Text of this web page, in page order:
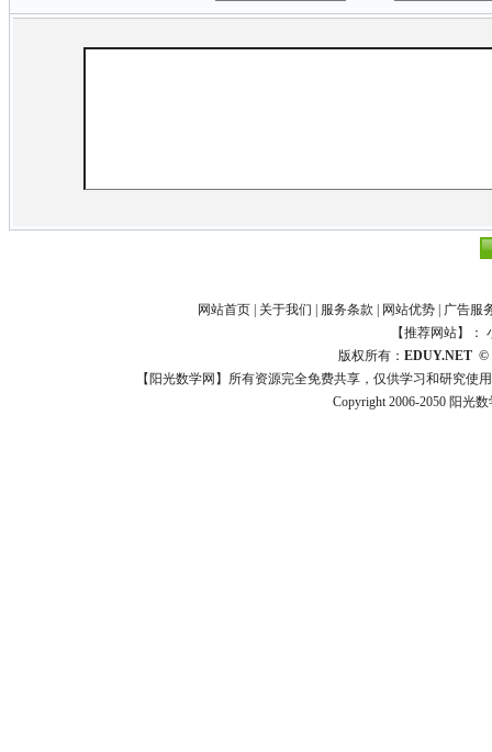
网站首页 关于我们 服务条款 网站优势
广告服
【推荐网站】：
版权所有：EDUY.NET ©
【阳光数学网】所有资源完全免费共享，仅供学习和研究
Copyright 2006-2050 阳光